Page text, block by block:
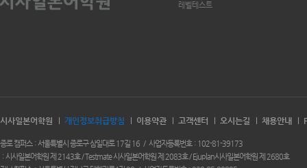
레벨테스트
시사일본어학원 개인정보취급방침 이용약관 고객센터 오시는길 채용안내
종로 캠퍼스 서울특별시 종로구 삼일대로 17길 16 사업자등록번호
102-81-39173
시사일본어학원 제 2143호 / Testmate 시사일본어학원 제 2083호 / Ejuplan시사일본어학원 제 2680호